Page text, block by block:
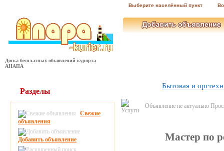
Выберите населённый пункт
Доска бесплатных объявлений курорта
АНАПА
Бытовая и
Объявление не актуально
Мастер по
Разделы
Свежие
объявления
Добавить объявление